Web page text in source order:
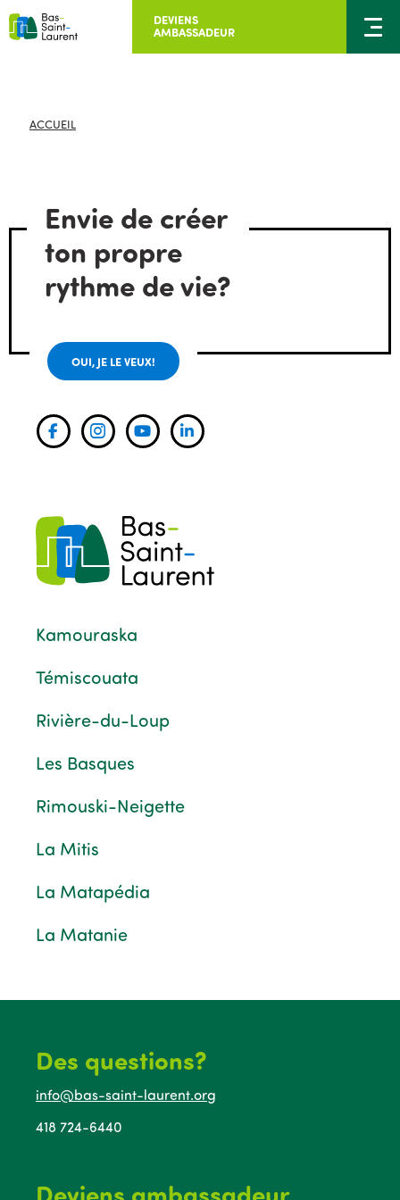
DEVIENS
AMBASSADEUR
ACCUEIL
Envie de créer
ton propre
rythme de vie?
OUI, JE LE VEUX!
Kamouraska
Témiscouata
Rivière-du-Loup
Les Basques
Rimouski-Neigette
La Mitis
La Matapédia
La Matanie
Des questions?
info@bas-saint-laurent.org
418 724-6440